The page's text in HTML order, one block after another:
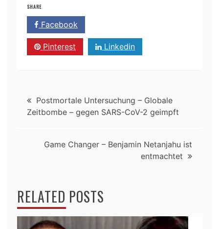
SHARE
Facebook
Pinterest Linkedin
Postmortale Untersuchung – Globale
Zeitbombe – gegen SARS-CoV-2 geimpft
Game Changer – Benjamin Netanjahu ist
entmachtet
RELATED POSTS